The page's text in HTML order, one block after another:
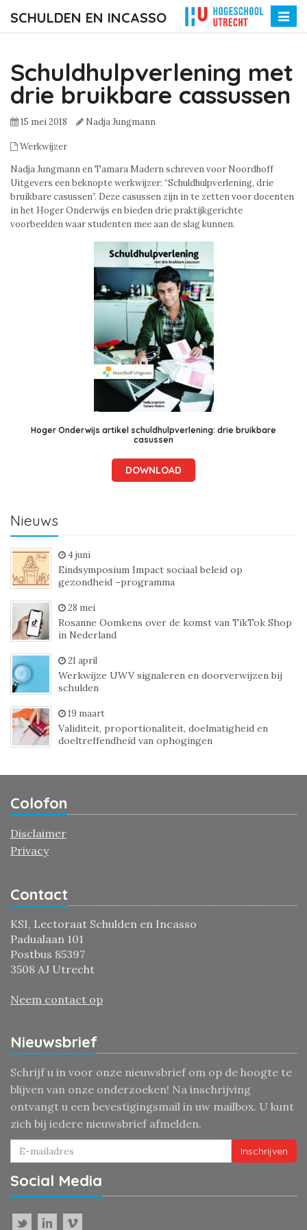
SCHULDEN EN INCASSO
Toggle
Schuldhulpverlening met
drie bruikbare cassussen
15 mei 2018 Nadja Jungmann
Werkwijzer
Nadja Jungmann en Tamara Madern schreven voor Noordhoff
Uitgevers een beknopte werkwijzer: “Schuldhulpverlening, drie
bruikbare casussen”. Deze casussen zijn in te zetten voor docenten
in het Hoger Onderwijs en bieden drie praktijkgerichte
voorbeelden waar studenten mee aan de slag kunnen.
Hoger Onderwijs artikel schuldhulpverlening: drie bruikbare
casussen
DOWNLOAD
Nieuws
4 juni
Eindsymposium Impact sociaal beleid op
gezondheid –programma
28 mei
Rosanne Oomkens over de komst van TikTok Shop
in Nederland
21 april
Werkwijze UWV signaleren en doorverwijzen bij
schulden
19 maart
Validiteit, proportionaliteit, doelmatigheid en
doeltreffendheid van ophogingen
Colofon
Disclaimer
Privacy
Contact
KSI, Lectoraat Schulden en Incasso
Padualaan 101
Postbus 85397
3508 AJ Utrecht
Neem contact op
Nieuwsbrief
Schrijf u in voor onze nieuwsbrief om op de hoogte te
blijven van onze onderzoeken! Na inschrijving
ontvangt u een bevestigingsmail in uw mailbox. U kunt
zich bij iedere nieuwsbrief afmelden.
Inschrijven
Social Media